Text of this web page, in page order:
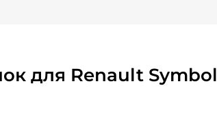
для Renault Symbol